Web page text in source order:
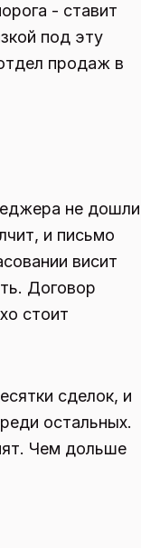
- ставит
под эту
продаж в
не дошли
и письмо
висит
Договор
стоит
сделок, и
остальных.
Чем дольше